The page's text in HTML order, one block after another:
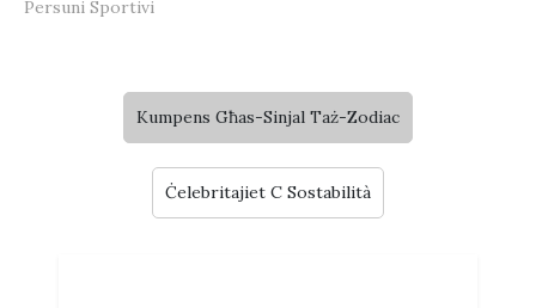
Persuni Sportivi
Kumpens Għas-Sinjal Taż-Zodiac
Ċelebritajiet C Sostabilità